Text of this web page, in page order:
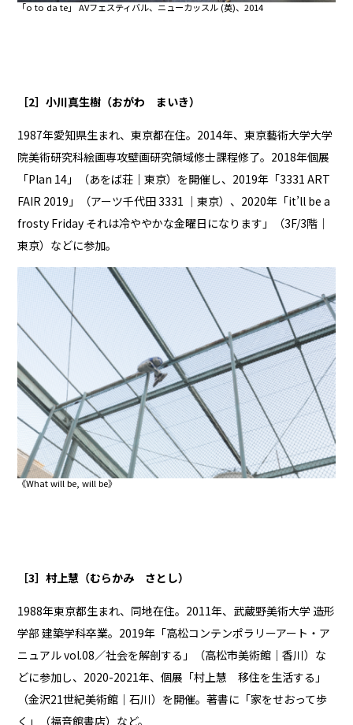
「o to da te」 AVフェスティバル、ニューカッスル (英)、2014
［2］小川真生樹（おがわ まいき）
1987年愛知県生まれ、東京都在住。2014年、東京藝術大学大学
院美術研究科絵画専攻壁画研究領域修士課程修了。2018年個展
「Plan 14」（あをば荘｜東京）を開催し、2019年「3331 ART
FAIR 2019」（アーツ千代田 3331 ｜東京）、2020年「it’ll be a
frosty Friday それは冷ややかな金曜日になります」（3F/3階｜
東京）などに参加。
《What will be, will be》
［3］村上慧（むらかみ さとし）
1988年東京都生まれ、同地在住。2011年、武蔵野美術大学 造形
学部 建築学科卒業。2019年「高松コンテンポラリーアート・ア
ニュアル vol.08／社会を解剖する」（高松市美術館｜香川）な
どに参加し、2020-2021年、個展「村上慧 移住を生活する」
（金沢21世紀美術館｜石川）を開催。著書に「家をせおって歩
く」（福音館書店）など。